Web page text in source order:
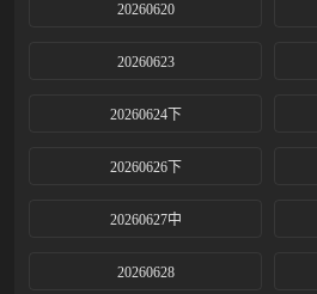
20260620
20260623
20260624下
20260626下
20260627中
20260628